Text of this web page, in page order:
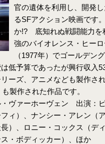
官の遺体を利用し、開発
るSFアクション映画です
か!? 底知れぬ戦闘能力を
強のバイオレンス・ヒー
（1977年）でゴールデン
低予算であったが興行収入
ーズ、アニメなども製作さ
も製作された作品です。
ヴァーホーヴェン 出演：
ィ）、ナンシー・アレン（
）、ロニー・コックス（デ
・ボディッカー）、ほか